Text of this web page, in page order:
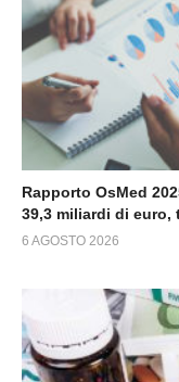
Rapporto OsMed
39,3 miliardi di euro,
6 AGOSTO 2026